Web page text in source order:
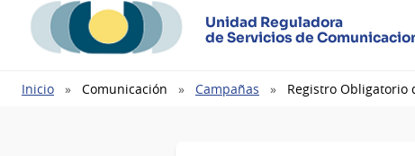
Unidad Reguladora
de Servicios de
Ruta
Inicio Comunicación Campañas Registro Obligatorio